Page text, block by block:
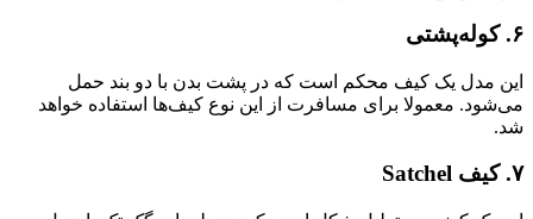
۶. کوله‌پشتی‌
این مدل یک کیف محکم است که در پشت بدن با دو بند حمل
می‌شود. معمولا برای مسافرت از این نوع کیف‌ها استفاده خواهد
شد.
۷. کیف Satchel